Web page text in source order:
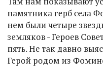
памятника герб села
нем были четыре
земляков - Героев
пять. Не так давно
Герой родом из